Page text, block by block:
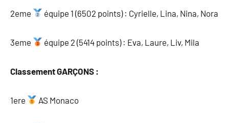
2eme équipe 1 (6502 points) : Cyrielle, Lina, Nina, Nora
3eme équipe 2 (5414 points) : Eva, Laure, Liv, Mila
Classement GARÇONS :
1ere AS Monaco